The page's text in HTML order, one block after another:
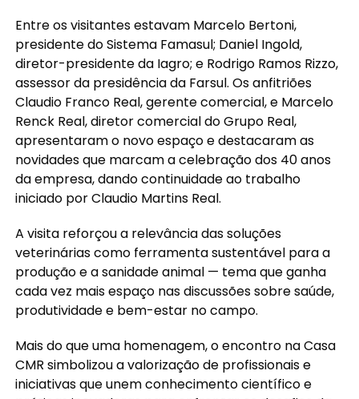
Entre os visitantes estavam Marcelo Bertoni,
presidente do Sistema Famasul; Daniel Ingold,
diretor-presidente da Iagro; e Rodrigo Ramos Rizzo,
assessor da presidência da Farsul. Os anfitriões
Claudio Franco Real, gerente comercial, e Marcelo
Renck Real, diretor comercial do Grupo Real,
apresentaram o novo espaço e destacaram as
novidades que marcam a celebração dos 40 anos
da empresa, dando continuidade ao trabalho
iniciado por Claudio Martins Real.
A visita reforçou a relevância das soluções
veterinárias como ferramenta sustentável para a
produção e a sanidade animal — tema que ganha
cada vez mais espaço nas discussões sobre saúde,
produtividade e bem-estar no campo.
Mais do que uma homenagem, o encontro na Casa
CMR simbolizou a valorização de profissionais e
iniciativas que unem conhecimento científico e